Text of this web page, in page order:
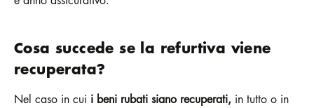
Cosa succede se la refurtiva viene
recuperata?
Nel caso in cui i beni rubati siano recuperati, in tutto o in